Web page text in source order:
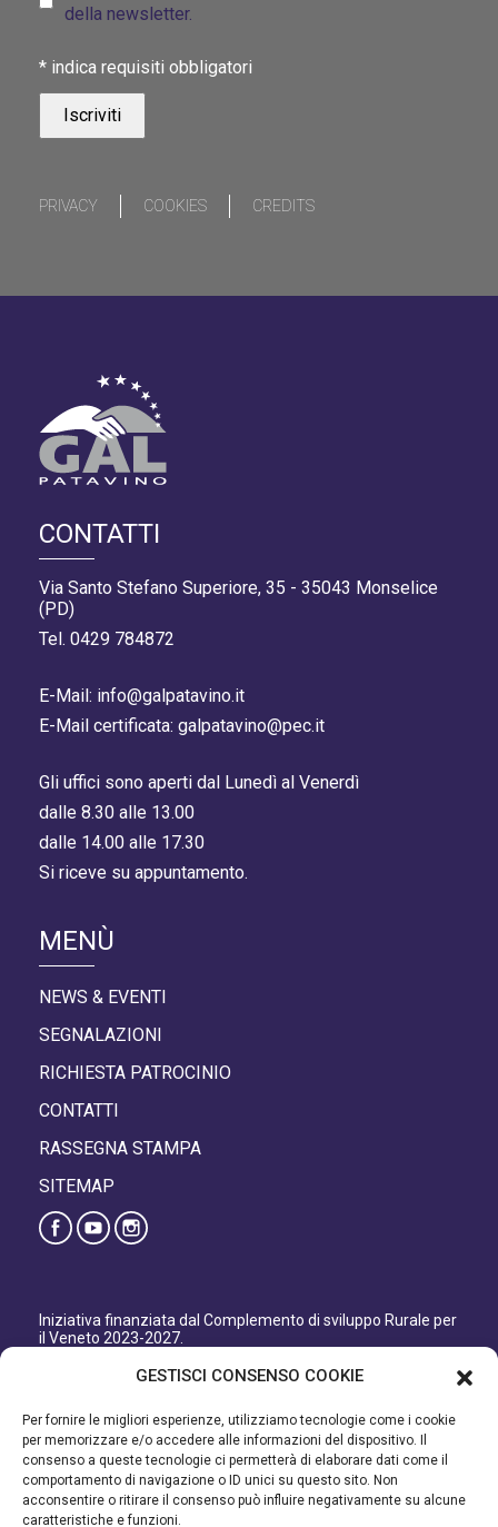
GESTISCI CONSENSO COOKIE
Per fornire le migliori esperienze, utilizziamo tecnologie come i cookie
per memorizzare e/o accedere alle informazioni del dispositivo. Il
consenso a queste tecnologie ci permetterà di elaborare dati come il
comportamento di navigazione o ID unici su questo sito. Non
acconsentire o ritirare il consenso può influire negativamente su alcune
caratteristiche e funzioni.
CONTATTI
Via Santo Stefano Superiore, 35 - 35043 Monselice
(PD)
Tel. 0429 784872
E-Mail: info@galpatavino.it
E-Mail certificata: galpatavino@pec.it
Gli uffici sono aperti dal Lunedì al Venerdì
dalle 8.30 alle 13.00
dalle 14.00 alle 17.30
Si riceve su appuntamento.
MENÙ
NEWS & EVENTI
SEGNALAZIONI
RICHIESTA PATROCINIO
CONTATTI
RASSEGNA STAMPA
SITEMAP
Iniziativa finanziata dal Complemento di sviluppo Rurale per
il Veneto 2023-2027.
Organismo responsabile dell’informazione: GAL Patavino
Autorità di Gestione regionale: Regione del Veneto –
Direzione AdG FEASR Bonifica e Irrigazione.
Iniziativa finanziata dal Programma di Sviluppo Rurale per il
Veneto 2014-2022.
della newsletter.
* indica requisiti obbligatori
PRIVACY COOKIES CREDITS